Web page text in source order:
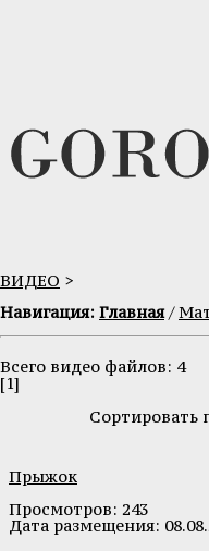
ВИДЕО >
Навигация: Главная/
Всего видео файлов: 4
[1]
Сортировать
Прыжок
Просмотров: 243
Дата размещения: